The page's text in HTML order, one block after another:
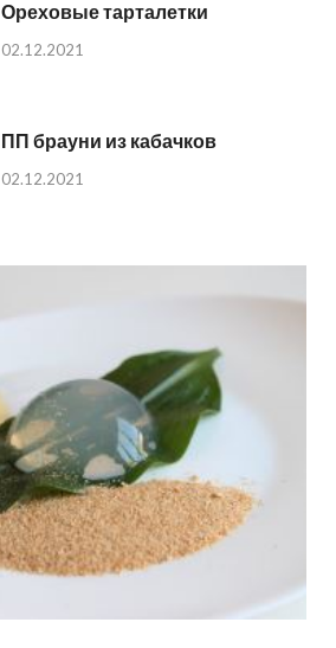
Ореховые тарталетки
02.12.2021
ПП брауни из кабачков
02.12.2021